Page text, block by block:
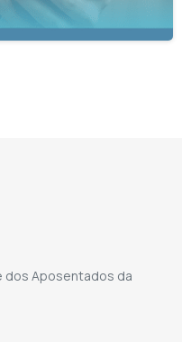
dos Aposentados da